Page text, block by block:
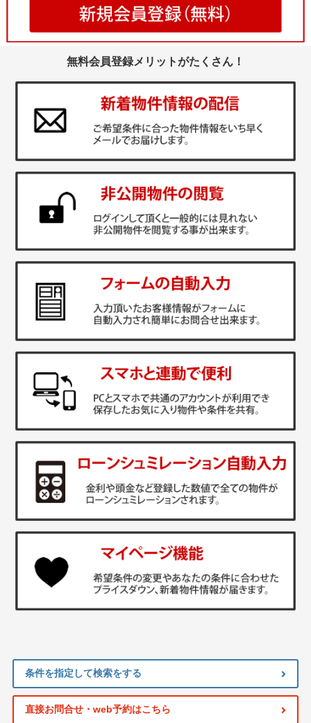
無料会員登録メリットがたくさん！
条件を指定して検索をする
直接お問合せ・web予約はこちら